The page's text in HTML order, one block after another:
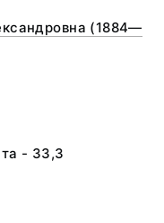
(1884—
- 33,3